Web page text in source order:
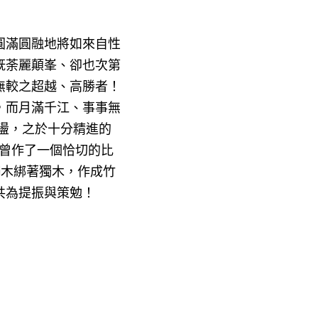
滿圓融地將如來自性
麗顛峯、卻也次第
之超越、高勝者！
月滿千江、事事無
，之於十分精進的
作了一個恰切的比
綁著獨木，作成竹
提振與策勉！